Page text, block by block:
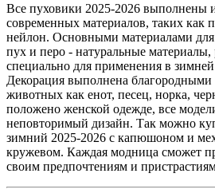
Все пуховики 2025-2026 выполнены
современных материалов, таких как
нейлон. Основными материалами для
пух и перо - натуральные материалы,
специально для применения в
Декорация выполнена
животных как енот, песец, норка,
положено женской одежде, все
неповторимый дизайн. Так можно
зимний 2025-2026 с капюшоном и
кружевом. Каждая модница сможет
своим предпочтениям и